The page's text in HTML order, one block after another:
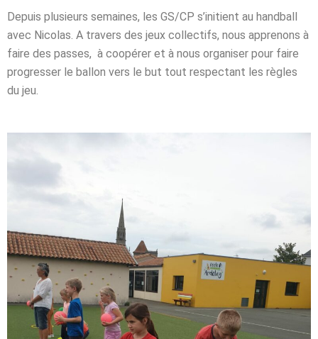
Depuis plusieurs semaines, les GS/CP s’initient au handball
avec Nicolas. A travers des jeux collectifs, nous apprenons à
faire des passes, à coopérer et à nous organiser pour faire
progresser le ballon vers le but tout respectant les règles
du jeu.